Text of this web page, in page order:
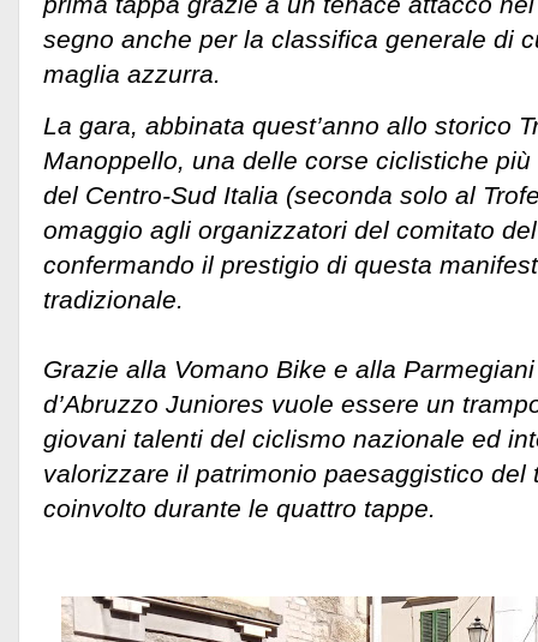
segno anche per la classifica generale di
maglia azzurra.
La gara, abbinata quest’anno allo storico
Manoppello, una delle corse ciclistiche più
del Centro-Sud Italia (seconda solo al
omaggio agli organizzatori del comitato
confermando il prestigio di questa
tradizionale.
Grazie alla Vomano Bike e alla
d’Abruzzo Juniores vuole essere un
giovani talenti del ciclismo nazionale ed
valorizzare il patrimonio paesaggistico del
coinvolto durante le quattro tappe.